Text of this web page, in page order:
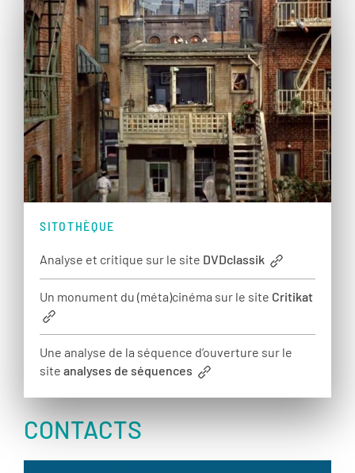
SITOTHÈQUE
Analyse et critique sur le site DVDclassik
Un monument du (méta)cinéma sur le site Critikat
Une analyse de la séquence d’ouverture sur le
site analyses de séquences
CONTACTS